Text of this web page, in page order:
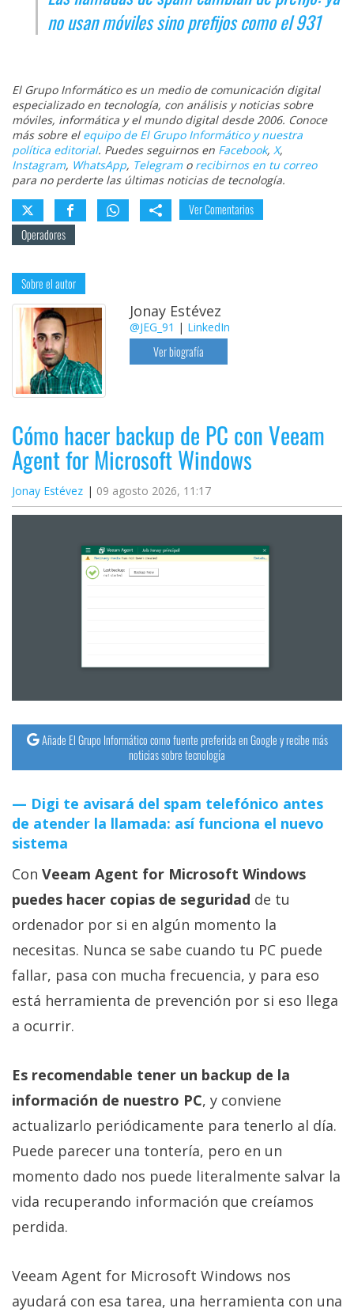
no usan móviles sino prefijos como el 931
El Grupo Informático es un medio de comunicación digital
especializado en tecnología, con análisis y noticias sobre
móviles, informática y el mundo digital desde 2006. Conoce
más sobre el equipo de El Grupo Informático y nuestra
política editorial. Puedes seguirnos en Facebook, X,
Instagram, WhatsApp, Telegramo recibirnos en tu correo
para no perderte las últimas noticias de tecnología.
Ver Comentarios
Operadores
Sobre el autor
Jonay Estévez
@JEG_91 | LinkedIn
Ver biografía
Cómo hacer backup de PC con Veeam
Agent for Microsoft Windows
Jonay Estévez 09 agosto 2026, 11:17
Añade El Grupo Informático como fuente preferida en Google y recibe más
noticias sobre tecnología
Digi te avisará del spam telefónico antes
de atender la llamada: así funciona el nuevo
sistema
Con Veeam Agent for Microsoft Windows
puedes hacer copias de seguridad de tu
ordenador por si en algún momento la
necesitas. Nunca se sabe cuando tu PC puede
fallar, pasa con mucha frecuencia, y para eso
está herramienta de prevención por si eso llega
a ocurrir.
Es recomendable tener un backup de la
información de nuestro PC, y conviene
actualizarlo periódicamente para tenerlo al día.
Puede parecer una tontería, pero en un
momento dado nos puede literalmente salvar la
vida recuperando información que creíamos
perdida.
Veeam Agent for Microsoft Windows nos
ayudará con esa tarea, una herramienta con una